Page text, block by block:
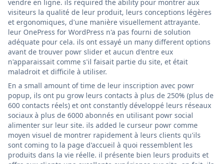
vendre en ligne. ils required the ability pour montrer aux
visiteurs la qualité de leur produit, leurs conceptions légères
et ergonomiques, d'une manière visuellement attrayante.
leur OnePress for WordPress n'a pas fourni de solution
adéquate pour cela. ils ont essayé un many different options
avant de trouver powr slider et aucun d'entre eux
n'apparaissait comme s'il faisait partie du site, et était
maladroit et difficile à utiliser.
En a small amount of time de leur inscription avec powr
popup, ils ont pu grow leurs contacts à plus de 250% (plus de
600 contacts réels) et ont constantly développé leurs réseaux
sociaux à plus de 6000 abonnés en utilisant powr social
alimenter sur leur site. ils added le curseur powr comme
moyen visuel de montrer rapidement à leurs clients qu'ils
sont coming to la page d'accueil à quoi ressemblent les
produits dans la vie réelle. il présente bien leurs produits et